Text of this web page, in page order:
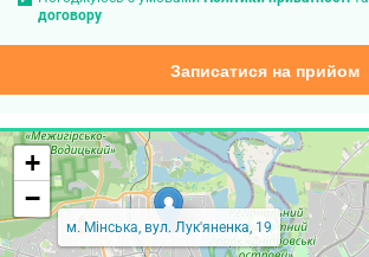
договору
Записатися на прийом
м. Мінська, вул. Лук'яненка, 19
+
−